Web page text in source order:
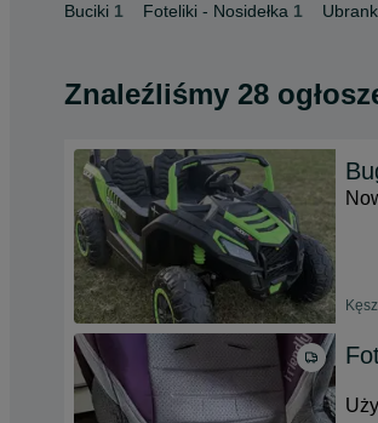
Buciki 1 Foteliki - Nosidełka 1
Znaleźliśmy 28